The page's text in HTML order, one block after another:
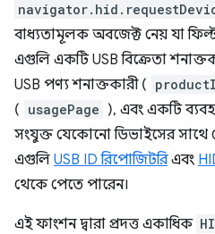
বাধ্যতামূলক অবজেক্ট নেয় যা
এগুলি একটি USB বিক্রেতা
USB পণ্য শনাক্তকারী (
( usagePage ), এবং একটি
সংযুক্ত যেকোনো ডিভাইসের
এগুলি USB ID রিপোজিটরিএবং
থেকে পেতে পারেন।
এই ফাংশন দ্বারা প্রদত্ত একাধিক